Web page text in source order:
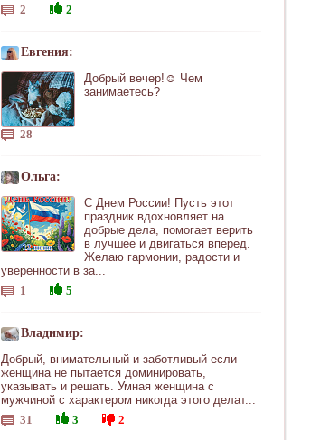
2 2
Евгения:
Добрый вечер!☺ Чем
занимаетесь?
28
Ольга:
С Днем России! Пусть этот
праздник вдохновляет на
добрые дела, помогает верить
в лучшее и двигаться вперед.
Желаю гармонии, радости и
уверенности в за...
1
5
Владимир:
Добрый, внимательный и заботливый если
женщина не пытается доминировать,
указывать и решать. Умная женщина с
мужчиной с характером никогда этого делат...
31
3 2